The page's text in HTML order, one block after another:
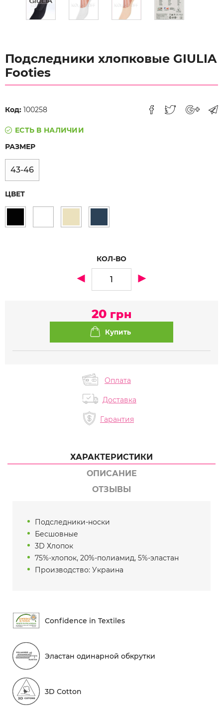
Подследники хлопковые GIULIA
Footies
Код: 100258
ЕСТЬ В НАЛИЧИИ
РАЗМЕР
43-46
ЦВЕТ
КОЛ-ВО
20 грн
Оплата
Доставка
Гарантия
ХАРАКТЕРИСТИКИ
ОПИСАНИЕ
ОТЗЫВЫ
Подследники-носки
Бесшовные
3D Хлопок
75%-хлопок, 20%-полиамид, 5%-эластан
Производство: Украина
Conf​idence in Textiles
Эластан одинарной обкрутки
3D Cotton